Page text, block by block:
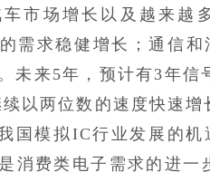
市场增长以及越来越
需求稳健增长；通信
未来5年，预计有3年信
以两位数的速度快速增
国模拟IC行业发展的机
消费类电子需求的进一